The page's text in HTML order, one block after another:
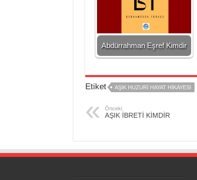
Abdürrahman Eşref Kimdir
Etiket AŞIK HUZURİ HAYAT HİKAYESİ
Önceki
AŞIK İBRETİ KİMDİR